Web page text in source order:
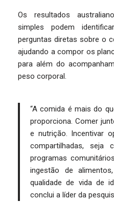
Os resultados
simples podem
perguntas diretas sobre o
ajudando a compor os
para além do
peso corporal.
“A comida é mais do
proporciona. Comer
e nutrição. Incentivar
compartilhadas,
programas
ingestão de
qualidade de vida de
conclui a líder da